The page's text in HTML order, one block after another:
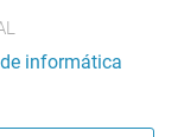
informática